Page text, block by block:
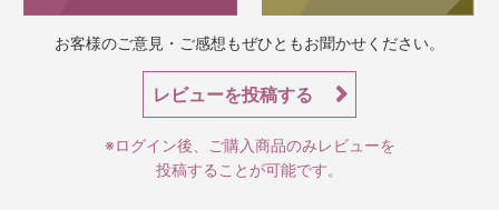
お客様のご意見・ご感想もぜひともお聞かせください。
レビューを投稿する
※ログイン後、ご購入商品のみレビューを
投稿することが可能です。